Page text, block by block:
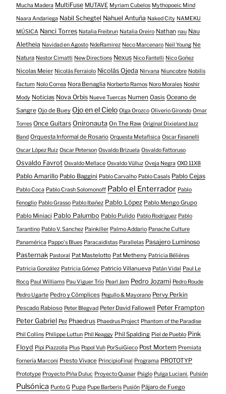
Mucha Madera MultiFuse MUTAVE Myriam Cubelos Mythopoeic Mind
Naara Andariega Nabil Schegtel Nahuel Antuña Naked City NAMEKU
MÚSICA Nanci Torres Natalia Freibrun Natalia Oreiro Nathan nau Nau
Aletheia Navidad en Agosto NdeRamirez Neco Marcenaro Neil Young Ne
Natura Nestor Cimatti New Directions Nexus Nico Fantelli Nico Goñez
Nicolas Meier Nicolás Ferraiolo Nicolás Ojeda Nirvana Niuncobre Nobilis
Factum Nolo Correa Nora Benaglia Norberto Ramos Noro Morales Noshir
Mody Noticias Nova Orbis Nueve Tuercas Numen Oasis Oceano de
Sangre Ojo de Buey Ojo en el Cielo Olga Orozco Oliverio Girondo Omar
Torres Once Guitars Onironauta On The Raw Original Dixieland Jazz
Band Orquesta Informal de Rosario Orquesta Metafísica Oscar Fasanelli
Oscar López Ruiz Oscar Peterson Osvaldo Brizuela Osvaldo Fattoruso
Osvaldo Favrot Osvaldo Mellace Osvaldo Vülluz Oveja Negra OXO 11X8
Pablo Amarillo Pablo Baggini Pablo Carvalho Pablo Casals Pablo Cejas
Pablo Coca Pablo Crash Solomonoff Pablo el Enterrador Pablo
Fenoglio Pablo Grasso Pablo Ibañez Pablo López Pablo Mengo Grupo
Pablo Miniaci Pablo Palumbo Pablo Pulido Pablo Rodriguez Pablo
Tarantino Pablo V. Sanchez Painkiller Palmo Addario Panache Culture
Panamérica Pappo's Blues Paracaidistas Parallelas Pasajero Luminoso
Pasternak Pastoral Pat Mastelotto Pat Metheny Patricia Bélières
Patricia González Patricia Gómez Patricio Villanueva Patán Vidal Paul Le
Rocq Paul Williams Pau Viguer Trío Pearl Jam Pedro Jozami Pedro Roude
Pedro Ugarte Pedro y Cómplices Pegullo & Mayorano Pervy Perkin
Pescado Rabioso Peter Blegvad Peter David Fallowell Peter Frampton
Peter Gabriel Pez Phaedrus Phaedrus Project Phantom of the Paradise
Phil Collins Philippe Luttun Phil Keaggy Phil Spalding Piel de Pueblo Pink
Floyd Pipi Piazzolla Plus Popol Vuh PorSuiGieco Post Mortem Premiata
Fornería Marconi Presto Vivace PrincipioFinal Programa PROTOTYP
Prototype Proyecto Piña Duluc Proyecto Quasar Psiglo Pulga Luciani. Pulsión
Pulsónica Punto G Pupa Pupe Barberis Pusión Pájaro de Fuego